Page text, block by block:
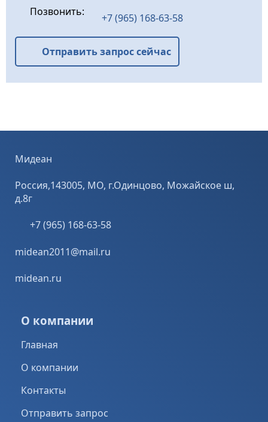
Позвонить:
+7 (965) 168-63-58
Отправить запрос сейчас
Мидеан
Россия,143005, МО, г.Одинцово, Можайское ш,
д.8г
+7 (965) 168-63-58
midean2011@mail.ru
midean.ru
О компании
Главная
О компании
Контакты
Отправить запрос